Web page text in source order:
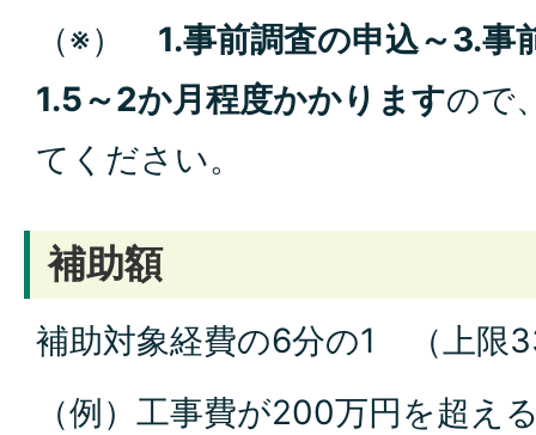
（※） 1.事前調査の申込～3.事
1.5～2か月程度かかりますので
てください。
補助額
補助対象経費の6分の1 （上限
（例）工事費が200万円を超え